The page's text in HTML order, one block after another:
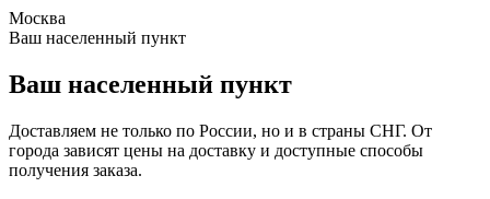
Москва
Ваш населенный пункт
Ваш населенный пункт
Доставляем не только по России, но и в страны СНГ. От
города зависят цены на доставку и доступные способы
получения заказа.